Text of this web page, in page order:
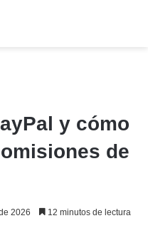
y cómo
de
2026 12 minutos de lectura